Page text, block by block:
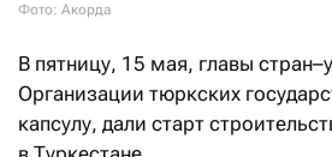
Фото: Акорда
В пятницу, 15 мая, главы
Организации тюркских
капсулу, дали старт